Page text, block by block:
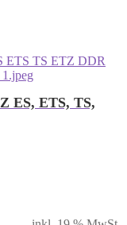
ES, ETS, TS,